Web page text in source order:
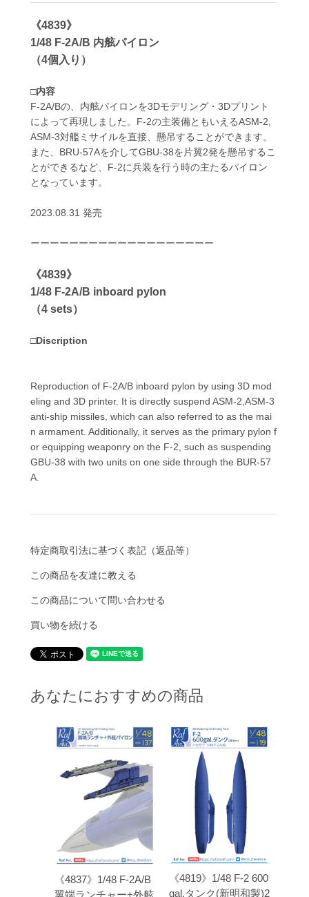
《4839》
1/48 F-2A/B 内舷パイロン
（4個入り）
□内容
F-2A/Bの、内舷パイロンを3Dモデリング・3Dプリント
によって再現しました。F-2の主装備ともいえるASM-2,
ASM-3対艦ミサイルを直接、懸吊することができます。
また、BRU-57Aを介してGBU-38を片翼2発を懸吊するこ
とができるなど、F-2に兵装を行う時の主たるパイロン
となっています。
2023.08.31 発売
ーーーーーーーーーーーーーーーーーーー
《4839》
1/48 F-2A/B inboard pylon
（4 sets）
□Discription
Reproduction of F-2A/B inboard pylon by using 3D mod
eling and 3D printer. It is directly suspend ASM-2,ASM-3
anti-ship missiles, which can also referred to as the mai
n armament. Additionally, it serves as the primary pylon f
or equipping weaponry on the F-2, such as suspending
GBU-38 with two units on one side through the BUR-57
A.
特定商取引法に基づく表記（返品等）
この商品を友達に教える
この商品について問い合わせる
買い物を続ける
あなたにおすすめの商品
《4837》1/48 F-2A/B
翼端ランチャー+外舷
《4819》1/48 F-2 600
gal.タンク(新明和製)2